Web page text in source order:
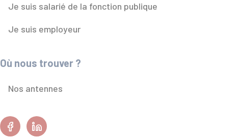
Je suis salarié de la fonction publique
Je suis employeur
Où nous trouver ?
Nos antennes
FacebookLinkedin